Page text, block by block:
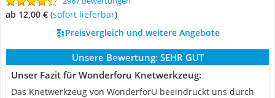
ab 12,00 € ( Sofort lieferbar)
Preisvergleich und weitere Angebote
Unsere Bewertung: SEHR GUT
Unser Fazit für Wonderforu Knetwerkzeug:
Das Knetwerkzeug von WonderforU beeindruckt uns durch